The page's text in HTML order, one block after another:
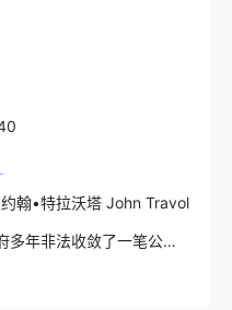
•特拉沃塔 John Travol
多年非法收敛了一笔公
的梦想，钱是最关键的因